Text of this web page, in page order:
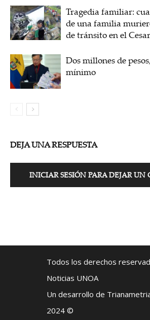
Tragedia familiar:
de una familia
de tránsito en el Cesar
Dos millones de
mínimo
DEJA UNA RESPUESTA
INICIAR SESIÓN PARA DEJAR UN
Todos los derechos
Noticias UNOA
Un desarrollo de
2024 ©